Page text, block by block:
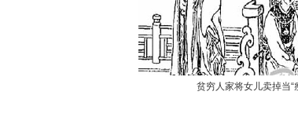
贫穷人家将女儿卖掉当“